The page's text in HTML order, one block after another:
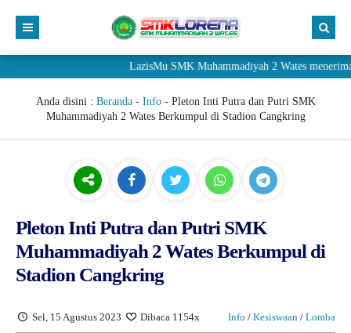
LazisMu SMK Muhammadiyah 2 Wates menerima
Anda disini : Beranda- Info- Pleton Inti Putra dan Putri SMK
Muhammadiyah 2 Wates Berkumpul di Stadion Cangkring
Pleton Inti Putra dan Putri SMK
Muhammadiyah 2 Wates Berkumpul di
Stadion Cangkring
Sel, 15 Agustus 2023 Dibaca 1154x Info / Kesiswaan / Lomba